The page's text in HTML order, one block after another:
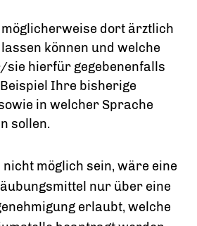
möglicherweise dort ärztlich
können und welche
sie hierfür gegebenenfalls
Ihre bisherige
in welcher Sprache
sollen.
möglich sein, wäre eine
nur über eine
erlaubt, welche